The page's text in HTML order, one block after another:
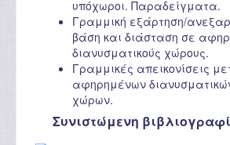
υπόχωροι. Παραδείγματα.
Γραμμική εξάρτηση/
βάση και διάσταση σε
διανυσματικούς χώρους.
Γραμμικές απεικονίσεις
αφηρημένων
χώρων.
Συνιστώμενη